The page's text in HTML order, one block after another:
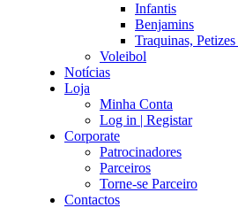
Infantis
Benjamins
Traquinas,
Voleibol
Notícias
Loja
Minha Conta
Log in | Registar
Corporate
Patrocinadores
Parceiros
Torne-se Parceiro
Contactos